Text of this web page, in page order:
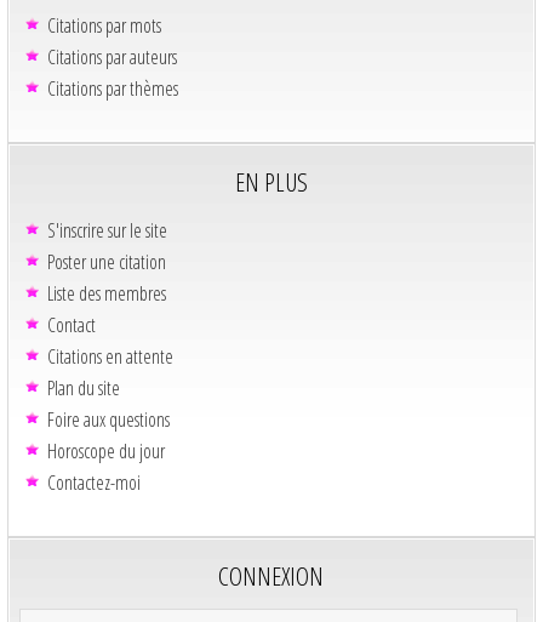
Citations par mots
Citations par auteurs
Citations par thèmes
EN PLUS
S'inscrire sur le site
Poster une citation
Liste des membres
Contact
Citations en attente
Plan du site
Foire aux questions
Horoscope du jour
Contactez-moi
CONNEXION